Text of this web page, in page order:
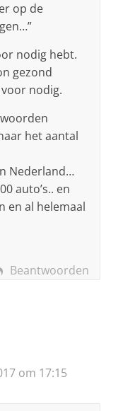
op de
nodig hebt.
gezond
nodig.
het aantal
Nederland…
auto’s.. en
en al helemaal
Beantwoorden
om 17:15